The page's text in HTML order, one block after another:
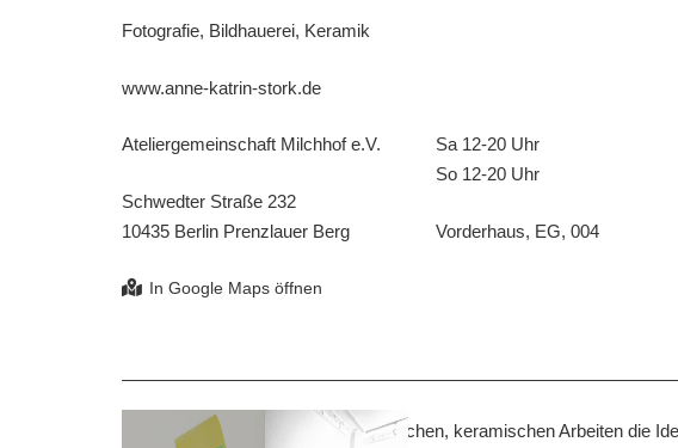
Fotografie, Bildhauerei, Keramik
www.anne-katrin-stork.de
Ateliergemeinschaft Milchhof e.V.
Schwedter Straße 232
10435 Berlin Prenzlauer Berg
Sa 12-20 Uhr
So 12-20 Uhr
Vorderhaus, EG, 004
Anne Katrin Stork erforscht in plastischen, keramischen Arbeiten die